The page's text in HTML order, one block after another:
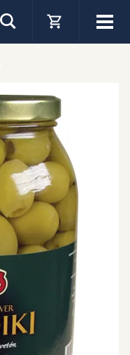
Visa